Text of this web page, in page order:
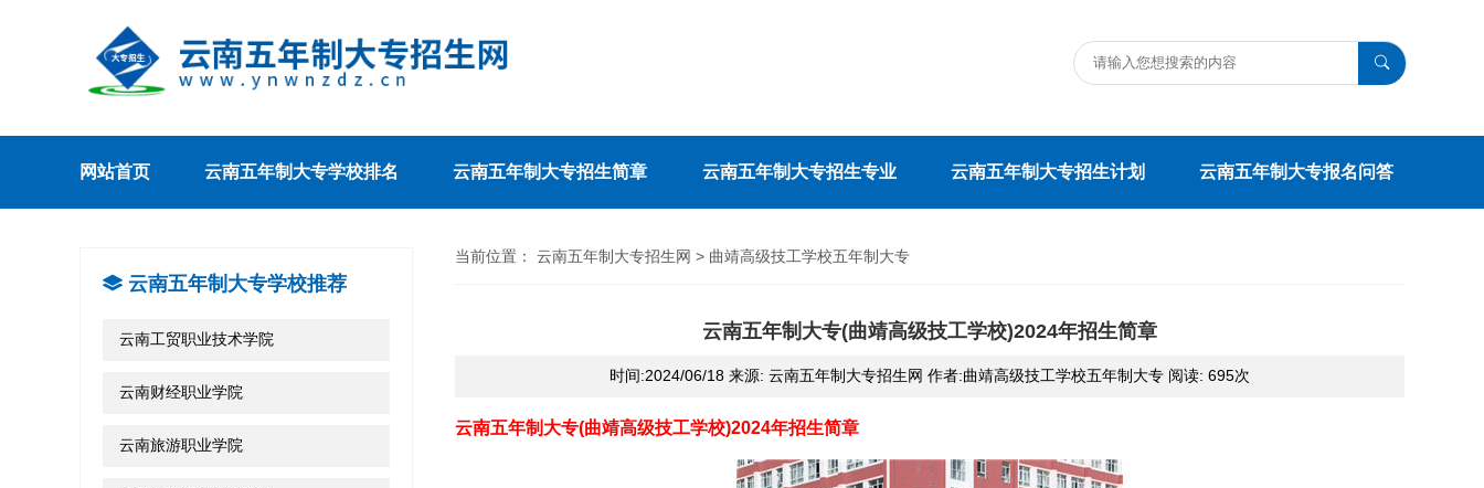
网站首页 云南五年制大专学校排名 云南五年制大专招生简章 云南五年制大专招生专业 云南五年制大专招生计划 云南五年制大专报名问答
云南五年制大专学校推荐
云南工贸职业技术学院
云南财经职业学院
云南旅游职业学院
当前位置： 云南五年制大专招生网 > 曲靖高级技工学校五年制大专
云南五年制大专(曲靖高级技工学校)2024年招生简章
时间:2024/06/18 来源: 云南五年制大专招生网 作者:曲靖高级技工学校五年制大专 阅读: 695次
云南五年制大专(曲靖高级技工学校)2024年招生简章